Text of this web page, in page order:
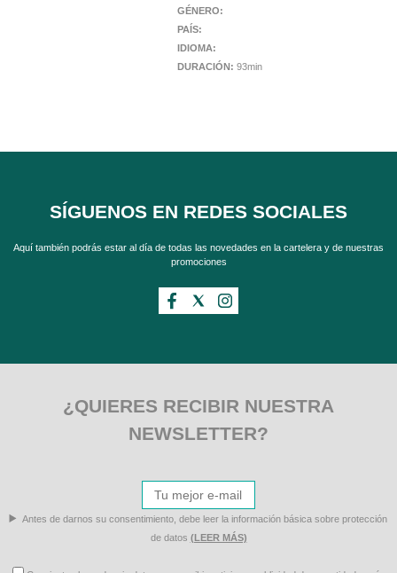
GÉNERO:
PAÍS:
IDIOMA:
DURACIÓN: 93min
SÍGUENOS EN REDES SOCIALES
Aquí también podrás estar al día de todas las novedades en la cartelera y de nuestras
promociones
¿QUIERES RECIBIR NUESTRA
NEWSLETTER?
Antes de darnos su consentimiento, debe leer la información básica sobre protección
de datos (LEER MÁS)